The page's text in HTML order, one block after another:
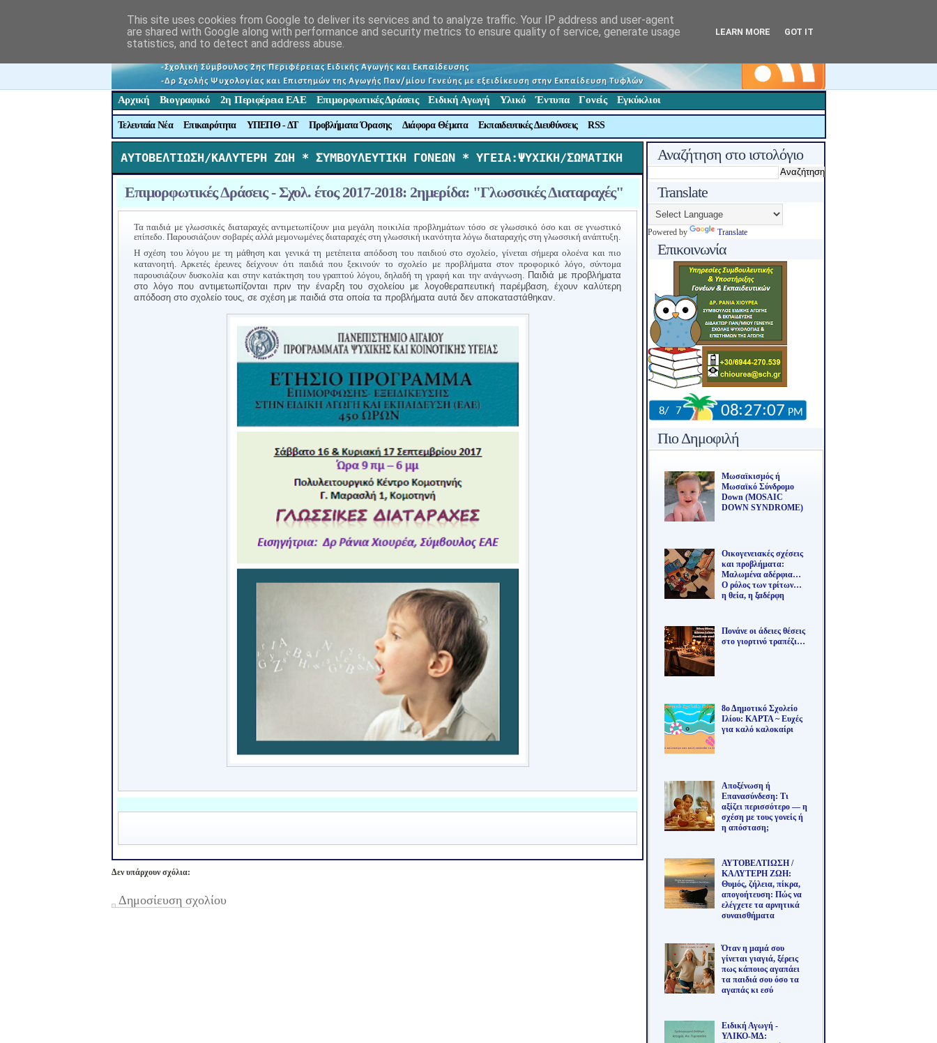
Αρχική Βιογραφικό 2η Περιφέρεια ΕΑΕ Επιμορφωτικές Δράσεις Ειδική Αγωγή Υλικό Έντυπα Γονείς Εγκύκλιοι
Τελευταία Νέα Επικαιρότητα ΥΠΕΠΘ - ΔΤ Προβλήματα Όρασης Διάφορα Θέματα Εκπαιδευτικές Διευθύνσεις RSS
ΑΥΤΟΒΕΛΤΙΩΣΗ/ΚΑΛΥΤΕΡΗ ΖΩΗ * ΣΥΜΒΟΥΛΕΥΤΙΚΗ ΓΟΝΕΩΝ * ΥΓΕΙΑ:ΨΥΧΙΚΗ/ΣΩΜΑΤΙΚΗ
Επιμορφωτικές Δράσεις - Σχολ. έτος 2017-2018: 2ημερίδα: "Γλωσσικές Διαταραχές"
Τα παιδιά με γλωσσικές διαταραχές αντιμετωπίζουν μια μεγάλη ποικιλία προβλημάτων τόσο σε γλωσσικό όσο και σε γνωστικό
επίπεδο. Παρουσιάζουν σοβαρές αλλά μεμονωμένες διαταραχές στη γλωσσική ικανότητα λόγω διαταραχής στη γλωσσική ανάπτυξη.
Η σχέση του λόγου με τη μάθηση και γενικά τη μετέπειτα απόδοση του παιδιού στο σχολείο, γίνεται σήμερα ολοένα και πιο
κατανοητή. Αρκετές έρευνες δείχνουν ότι παιδιά που ξεκινούν το σχολείο με προβλήματα στον προφορικό λόγο, σύντομα
παρουσιάζουν δυσκολία και στην κατάκτηση του γραπτού λόγου, δηλαδή τη γραφή και την ανάγνωση.
Παιδιά με προβλήματα
στο λόγο που αντιμετωπίζονται πριν την έναρξη του σχολείου με λογοθεραπευτική παρέμβαση, έχουν καλύτερη
απόδοση στο σχολείο τους, σε σχέση με παιδιά στα οποία τα προβλήματα αυτά δεν αποκαταστάθηκαν.
Δεν υπάρχουν σχόλια:
Δημοσίευση σχολίου
Αναζήτηση στο ιστολόγιο
Translate
Powered by Translate
Επικοινωνία
Πιο Δημοφιλή
Μωσαϊκισμός ή
Μωσαϊκό Σύνδρομο
Down (MOSAIC
DOWN SYNDROME)
Οικογενειακές σχέσεις
και προβλήματα:
Μαλωμένα αδέρφια…
Ο ρόλος των τρίτων…
η θεία, η ξαδέρφη
Πονάνε οι άδειες θέσεις
στο γιορτινό τραπέζι…
8ο Δημοτικό Σχολείο
Ιλίου: ΚΑΡΤΑ ~ Ευχές
για καλό καλοκαίρι
Αποξένωση ή
Επανασύνδεση: Τι
αξίζει περισσότερο — η
σχέση με τους γονείς ή
η απόσταση;
ΑΥΤΟΒΕΛΤΙΩΣΗ /
ΚΑΛΥΤΕΡΗ ΖΩΗ:
Θυμός, ζήλεια, πίκρα,
απογοήτευση: Πώς να
ελέγχετε τα αρνητικά
συναισθήματα
Όταν η μαμά σου
γίνεται γιαγιά, ξέρεις
πως κάποιος αγαπάει
τα παιδιά σου όσο τα
αγαπάς κι εσύ
Ειδική Αγωγή -
ΥΛΙΚΟ-ΜΔ:
This site uses cookies from Google to deliver its services and to analyze traffic. Your IP address and user-agent
are shared with Google along with performance and security metrics to ensure quality of service, generate usage
statistics, and to detect and address abuse.
LEARN MORE GOT IT